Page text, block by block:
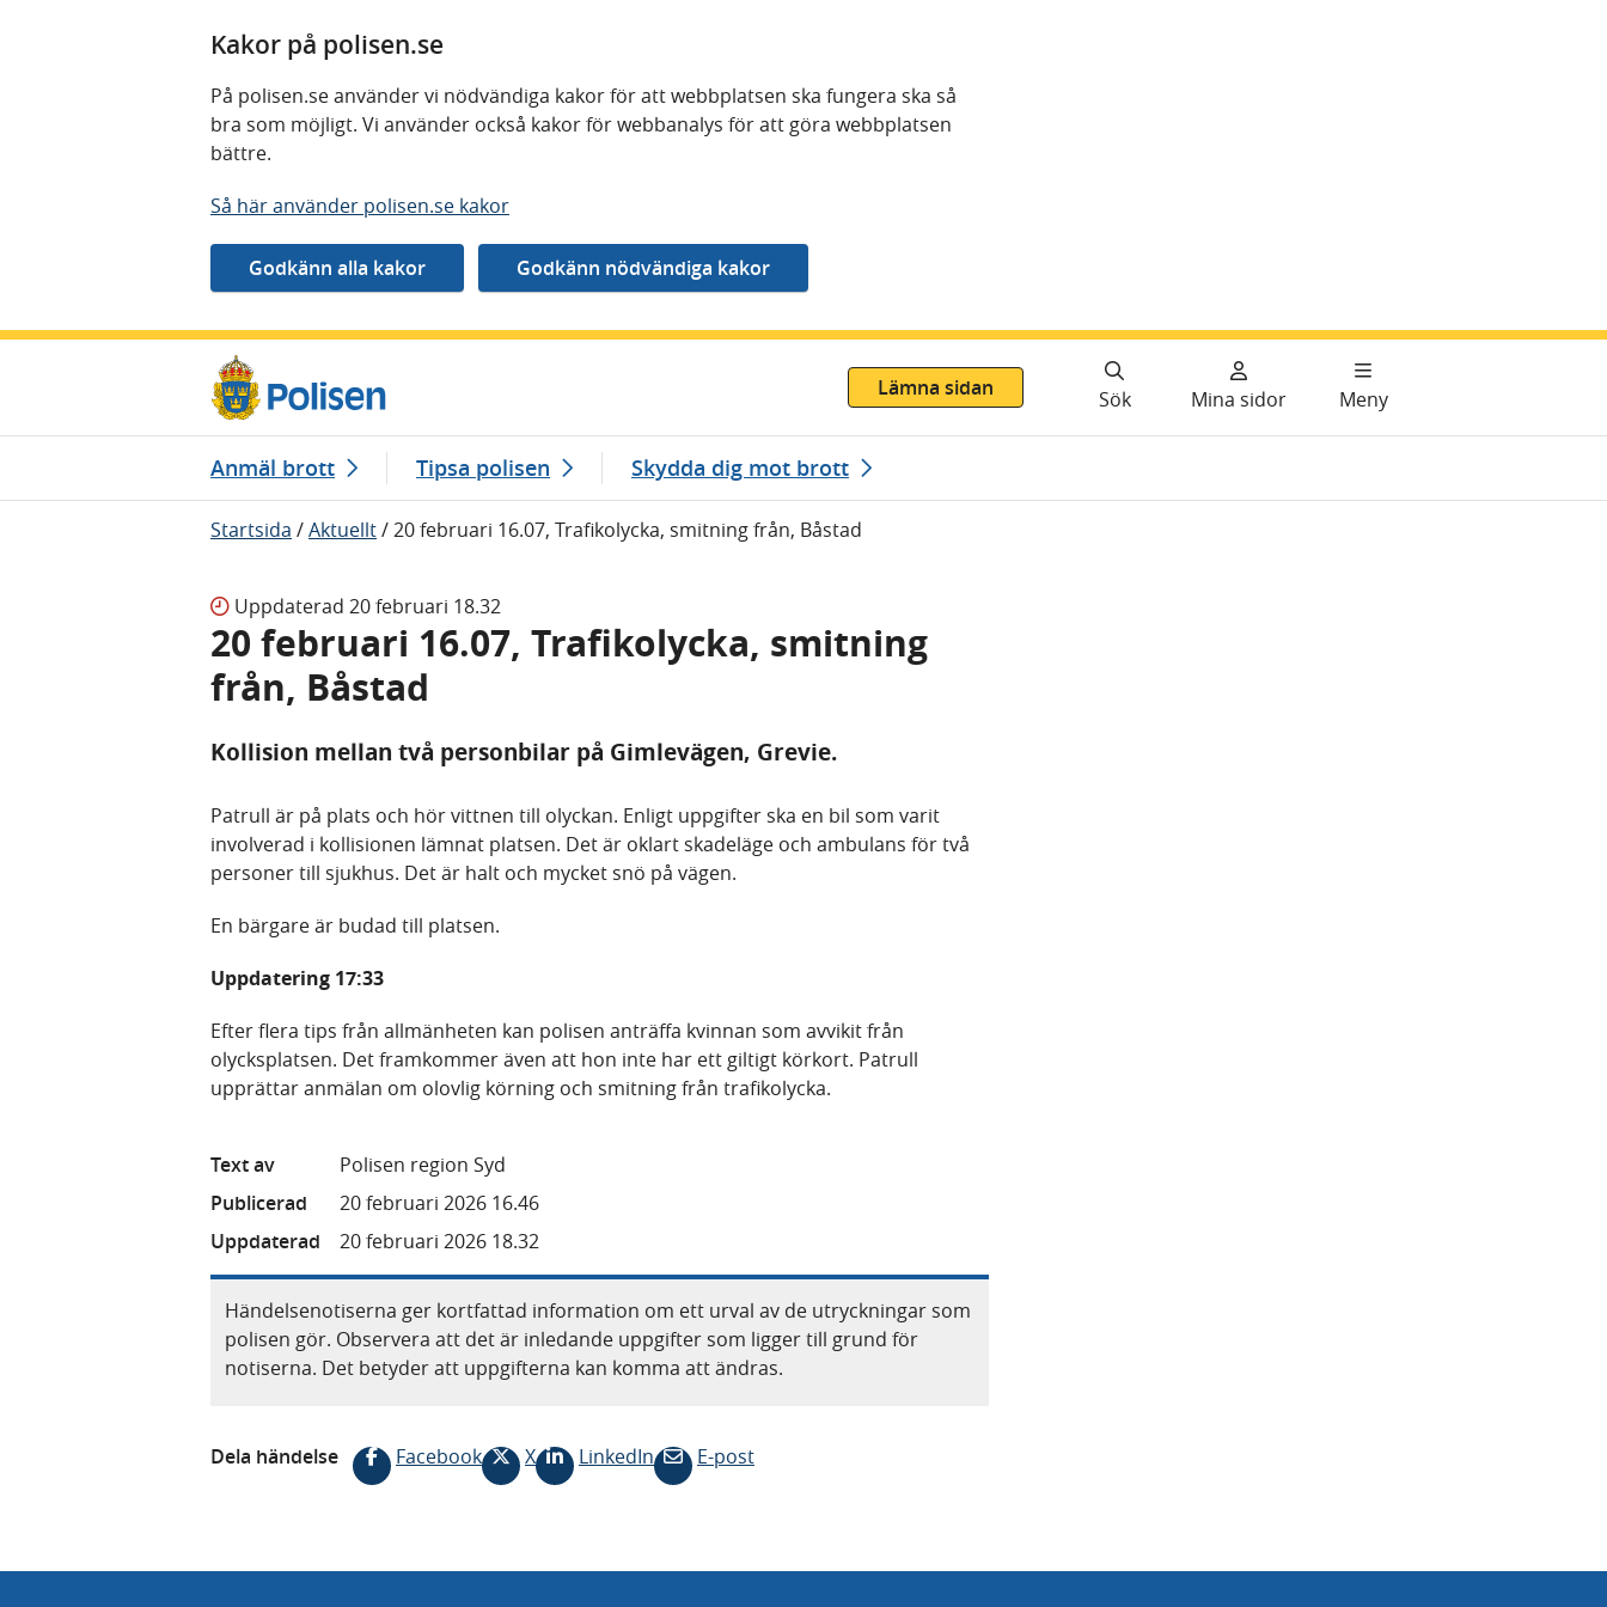
Kakor på polisen.se
På polisen.se använder vi nödvändiga kakor för att webbplatsen ska fungera ska så
bra som möjligt. Vi använder också kakor för webbanalys för att göra webbplatsen
bättre.
Så här använder polisen.se kakor
Lämna sidan
Sök Mina sidor Meny
Anmäl brott Tipsa polisen Skydda dig mot brott
Startsida /Aktuellt/20 februari 16.07, Trafikolycka, smitning från, Båstad
Uppdaterad 20 februari 18.32
20 februari 16.07, Trafikolycka, smitning
från, Båstad
Kollision mellan två personbilar på Gimlevägen, Grevie.
Patrull är på plats och hör vittnen till olyckan. Enligt uppgifter ska en bil som varit
involverad i kollisionen lämnat platsen. Det är oklart skadeläge och ambulans för två
personer till sjukhus. Det är halt och mycket snö på vägen.
En bärgare är budad till platsen.
Uppdatering 17:33
Efter flera tips från allmänheten kan polisen anträffa kvinnan som avvikit från
olycksplatsen. Det framkommer även att hon inte har ett giltigt körkort. Patrull
upprättar anmälan om olovlig körning och smitning från trafikolycka.
Text av
Polisen region Syd
Publicerad
20 februari 2026 16.46
Uppdaterad
20 februari 2026 18.32
Händelsenotiserna ger kortfattad information om ett urval av de utryckningar som
polisen gör. Observera att det är inledande uppgifter som ligger till grund för
notiserna. Det betyder att uppgifterna kan komma att ändras.
Dela händelse Facebook X LinkedIn E-post